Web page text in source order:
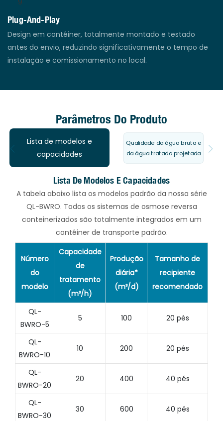
Plug-And-Play
Design em contêiner, totalmente montado e testado
antes do envio, reduzindo significativamente o tempo de
instalação e comissionamento no local.
Parâmetros Do Produto
Lista de modelos e
capacidades
Qualidade da água bruta e
da água tratada projetada
Lista De Modelos E Capacidades
A tabela abaixo lista os modelos padrão da nossa série
QL-BWRO. Todos os sistemas de osmose reversa
conteinerizados são totalmente integrados em um
contêiner de transporte padrão.
Número
do
modelo
Capacidade
de
tratamento
(m³/h)
Produção
diária*
(m³/d)
Tamanho de
recipiente
recomendado
QL-
BWRO-5
5 100 20 pés
QL-
BWRO-10
10 200 20 pés
QL-
BWRO-20
20 400 40 pés
QL-
BWRO-30
30 600 40 pés